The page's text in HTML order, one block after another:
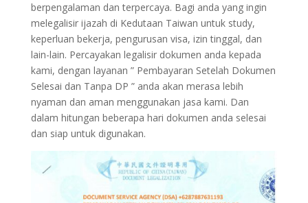
berpengalaman dan terpercaya. Bagi anda yang ingin
melegalisir ijazah di Kedutaan Taiwan untuk study,
keperluan bekerja, pengurusan visa, izin tinggal, dan
lain-lain. Percayakan legalisir dokumen anda kepada
kami, dengan layanan ” Pembayaran Setelah Dokumen
Selesai dan Tanpa DP ” anda akan merasa lebih
nyaman dan aman menggunakan jasa kami. Dan
dalam hitungan beberapa hari dokumen anda selesai
dan siap untuk digunakan.